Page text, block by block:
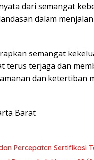
dari semangat
dalam
semangat
terus terjaga dan
dan ketertiban
Barat
Percepatan Sertifikasi